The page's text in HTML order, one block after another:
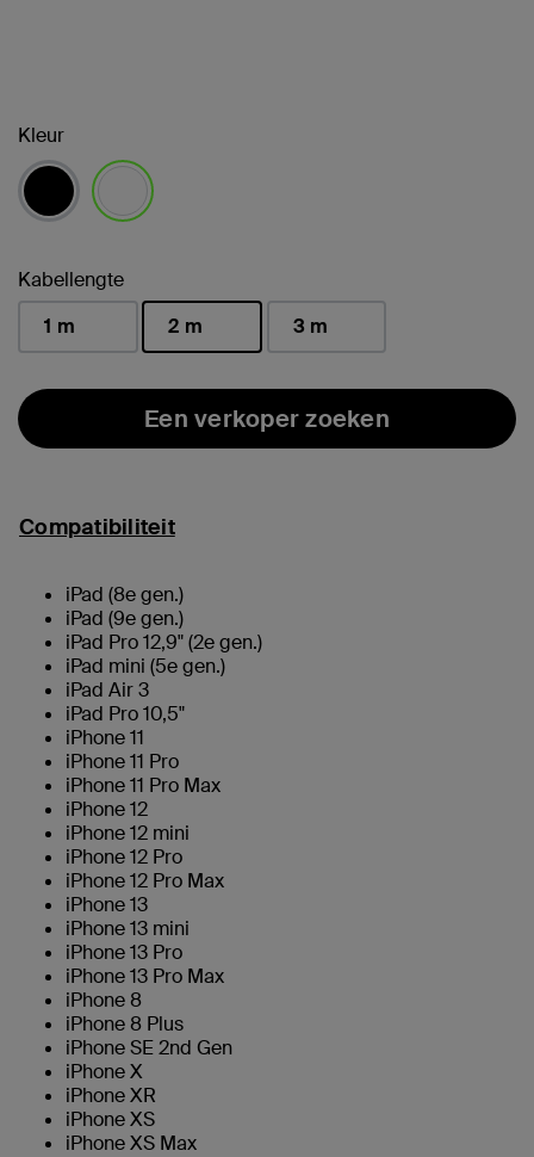
Kleur
Kabellengte
1 m
2 m
3 m
Een verkoper zoeken
Compatibiliteit
iPad (8e gen.)
iPad (9e gen.)
iPad Pro 12,9" (2e gen.)
iPad mini (5e gen.)
iPad Air 3
iPad Pro 10,5"
iPhone 11
iPhone 11 Pro
iPhone 11 Pro Max
iPhone 12
iPhone 12 mini
iPhone 12 Pro
iPhone 12 Pro Max
iPhone 13
iPhone 13 mini
iPhone 13 Pro
iPhone 13 Pro Max
iPhone 8
iPhone 8 Plus
iPhone SE 2nd Gen
iPhone X
iPhone XR
iPhone XS
iPhone XS Max